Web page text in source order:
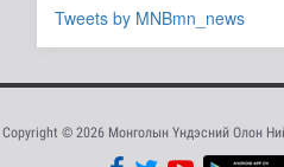
Улаанбаатарт
2026-08-08
Хүүхдийн
Tweets by MNBmn_news
Copyright © 2026 Монголын Үндэсний Олон